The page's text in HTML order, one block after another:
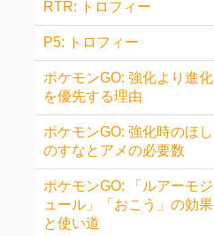
RTR: トロフィー
P5: トロフィー
ポケモンGO: 強化より進化
を優先する理由
ポケモンGO: 強化時のほし
のすなとアメの必要数
ポケモンGO: 「ルアーモジ
ュール」「おこう」の効果
と使い道